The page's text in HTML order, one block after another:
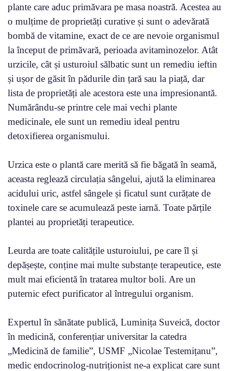
plante care aduc primăvara pe masa noastră. Acestea au
o mulțime de proprietăți curative și sunt o adevărată
bombă de vitamine, exact de ce are nevoie organismul
la început de primăvară, perioada avitaminozelor. Atât
urzicile, cât și usturoiul sălbatic sunt un remediu ieftin
și ușor de găsit în pădurile din țară sau la piață, dar
lista de proprietăți ale acestora este una impresionantă.
Numărându-se printre cele mai vechi plante
medicinale, ele sunt un remediu ideal pentru
detoxifierea organismului.
Urzica este o plantă care merită să fie băgată în seamă,
aceasta reglează circulația sângelui, ajută la eliminarea
acidului uric, astfel sângele și ficatul sunt curățate de
toxinele care se acumulează peste iarnă. Toate părțile
plantei au proprietăți terapeutice.
Leurda are toate calitățile usturoiului, pe care îl și
depășește, conține mai multe substanțe terapeutice, este
mult mai eficientă în tratarea multor boli. Are un
puternic efect purificator al întregului organism.
Expertul în sănătate publică, Luminița Suveică, doctor
în medicină, conferențiar universitar la catedra
„Medicină de familie”, USMF „Nicolae Testemițanu”,
medic endocrinolog-nutriționist ne-a explicat care sunt